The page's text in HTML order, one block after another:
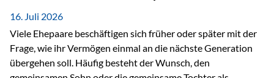
16. Juli 2026
Viele Ehepaare beschäftigen sich früher oder später mit der
Frage, wie ihr Vermögen einmal an die nächste Generation
übergehen soll. Häufig besteht der Wunsch, den